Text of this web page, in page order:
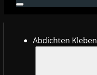
Abdichten